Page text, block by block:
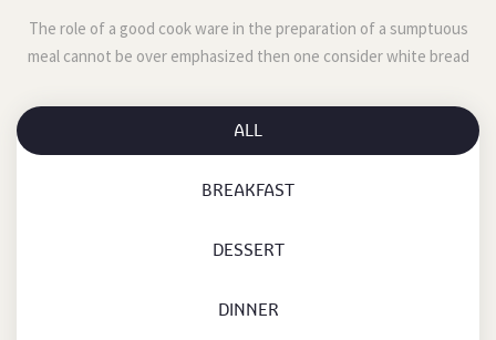
The role of a good cook ware in the preparation of a sumptuous
meal cannot be over emphasized then one consider white bread
ALL
BREAKFAST
DESSERT
DINNER